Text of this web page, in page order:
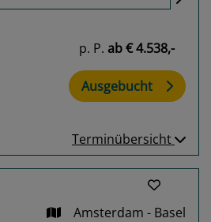
p. P. ab€ 4.538,-
Ausgebucht
Terminübersicht
Amsterdam - Basel